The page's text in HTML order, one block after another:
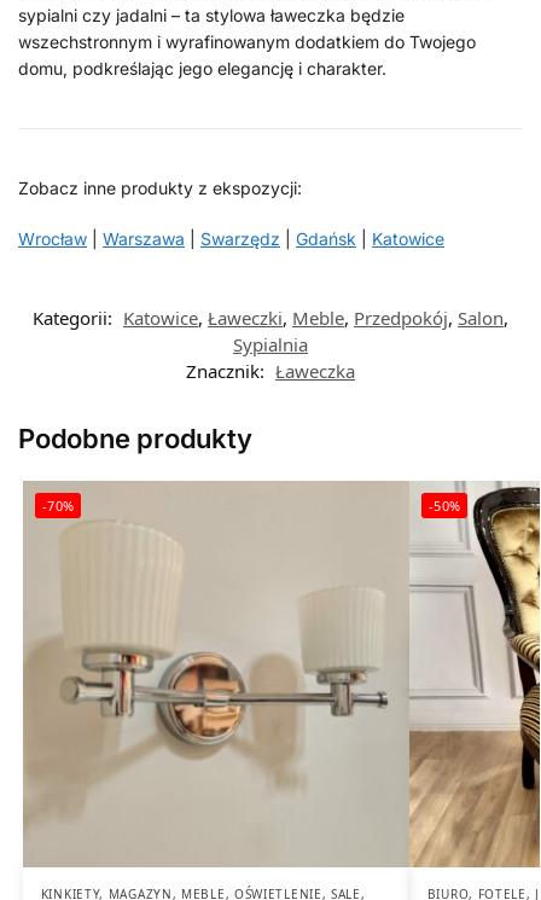
sypialni czy jadalni – ta stylowa ławeczka będzie
wszechstronnym i wyrafinowanym dodatkiem do Twojego
domu, podkreślając jego elegancję i charakter.
Zobacz inne produkty z ekspozycji:
Wrocław Warszawa Swarzędz Gdańsk Katowice
Kategorii: Katowice, Ławeczki, Meble, Przedpokój, Salon,
Sypialnia
Znacznik: Ławeczka
Podobne produkty
-70%
KINKIETY, MAGAZYN, MEBLE, OŚWIETLENIE,SALE,
-50%
BIURO, FOTELE,